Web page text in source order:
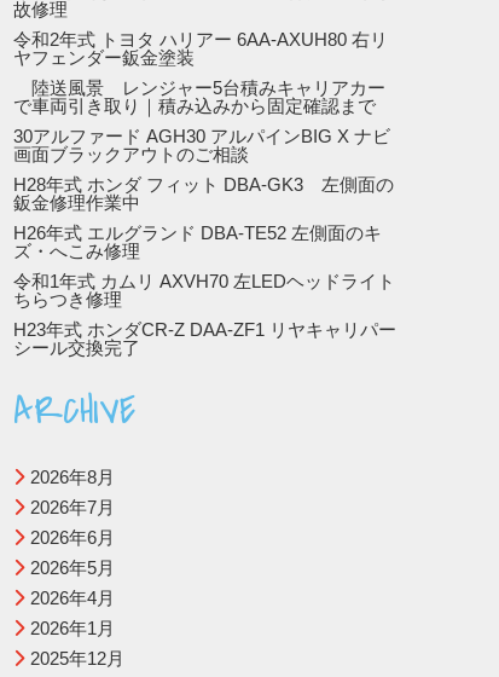
故修理
令和2年式 トヨタ ハリアー 6AA-AXUH80 右リ
ヤフェンダー鈑金塗装
陸送風景 レンジャー5台積みキャリアカー
で車両引き取り｜積み込みから固定確認まで
30アルファード AGH30 アルパインBIG X ナビ
画面ブラックアウトのご相談
H28年式 ホンダ フィット DBA-GK3 左側面の
鈑金修理作業中
H26年式 エルグランド DBA-TE52 左側面のキ
ズ・へこみ修理
令和1年式 カムリ AXVH70 左LEDヘッドライト
ちらつき修理
H23年式 ホンダCR-Z DAA-ZF1 リヤキャリパー
シール交換完了
ARCHIVE
2026年8月
2026年7月
2026年6月
2026年5月
2026年4月
2026年1月
2025年12月